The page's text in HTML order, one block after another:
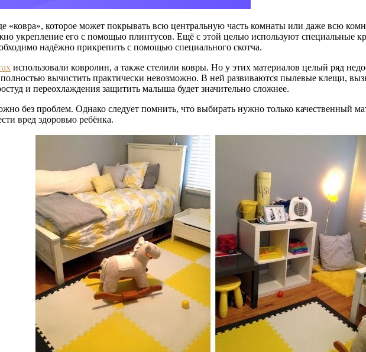
которое может покрывать всю центральную часть комнаты или даже всю
укрепление его с помощью плинтусов. Ещё с этой целью используют специальные
надёжно прикрепить с помощью специального скотча.
использовали ковролин, а также стелили ковры. Но у этих материалов целый ряд
вычистить практически невозможно. В ней развиваются пылевые клещи,
и переохлаждения защитить малыша будет значительно сложнее.
без проблем. Однако следует помнить, что выбирать нужно только качественный
вред здоровью ребёнка.